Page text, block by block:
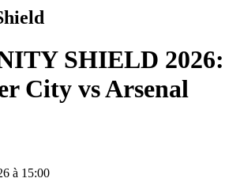
SHIELD 2026:
City vs Arsenal
à 15:00